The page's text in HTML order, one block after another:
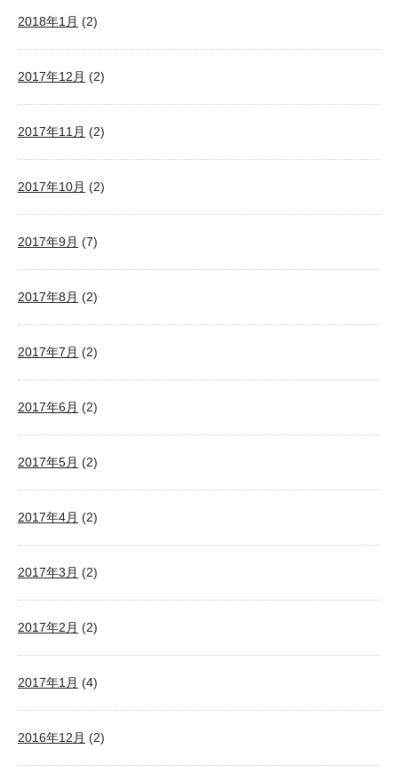
2018年1月 (2)
2017年12月 (2)
2017年11月 (2)
2017年10月 (2)
2017年9月 (7)
2017年8月 (2)
2017年7月 (2)
2017年6月 (2)
2017年5月 (2)
2017年4月 (2)
2017年3月 (2)
2017年2月 (2)
2017年1月 (4)
2016年12月 (2)